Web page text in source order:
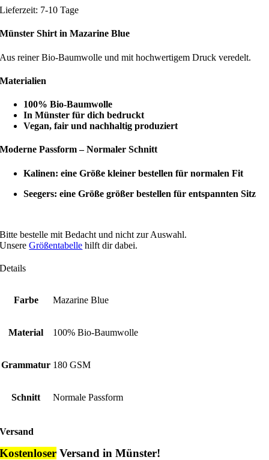
Lieferzeit: 7-10 Tage
Münster Shirt in Mazarine Blue
Aus reiner Bio-Baumwolle und mit hochwertigem Druck veredelt.
Materialien
100% Bio-Baumwolle
In Münster für dich bedruckt
Vegan, fair und nachhaltig produziert
Moderne Passform – Normaler Schnitt
Kalinen: eine Größe kleiner bestellen für normalen Fit
Seegers: eine Größe größer bestellen für entspannten Sitz
Bitte bestelle mit Bedacht und nicht zur Auswahl.
UnsereGrößentabelle hilft dir dabei.
Details
Farbe Mazarine Blue
Material 100% Bio-Baumwolle
Grammatur 180 GSM
Schnitt Normale Passform
Versand
Kostenloser Versand in Münster!